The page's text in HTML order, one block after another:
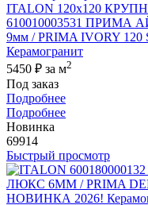
ITALON 120x120
610010003531 ПРИМА
9мм / PRIMA IVORY
Керамогранит
5450 ₽ за м2
Под заказ
Подробнее
Подробнее
Новинка
69914
Быстрый просмотр